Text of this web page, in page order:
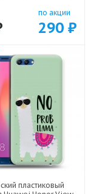
по акции
290 ₽
пластиковый